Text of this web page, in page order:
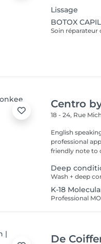
Lissage
BOTOX
Soin réparateur
Centro
18 - 24, Rue
English
professional
friendly note to
Deep
Wash + deep
K-18
De